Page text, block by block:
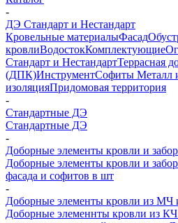
-
ДЭ Стандарт и Нестандарт
Кровельные материалыФасад
кровлиВодостокКомплектующие
Стандарт и НестандартТеррасная
(ДПК)ИнструментСофиты
изоляцияПридомовая территория
-
Стандартные ДЭ
Стандартные ДЭ
-
Доборные элементы кровли и
Доборные элементы кровли и
фасада и софитов в шт
-
Доборные элементы кровли из
Доборные элеменнты кровли из